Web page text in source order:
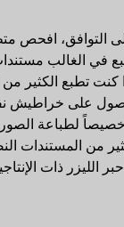
التوافق، افحص
في الغالب
كنت تطبع الكثير
على خراطيش
لطباعة الصور.
من المستندات
الليزر ذات